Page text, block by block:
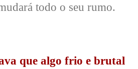
todo o seu rumo.
que algo frio e brutal